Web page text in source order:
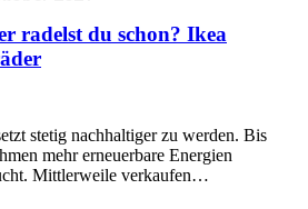
radelst du schon? Ikea
stetig nachhaltiger zu werden. Bis
mehr erneuerbare Energien
Mittlerweile verkaufen…